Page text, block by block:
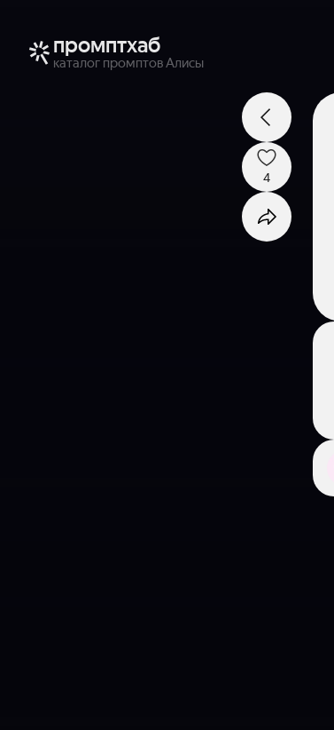
промптхаб
каталог промптов Алисы
4